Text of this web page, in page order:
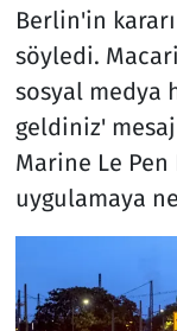
Berlin'in
söyledi.
sosyal medya
geldiniz'
Marine Le
uygulamaya